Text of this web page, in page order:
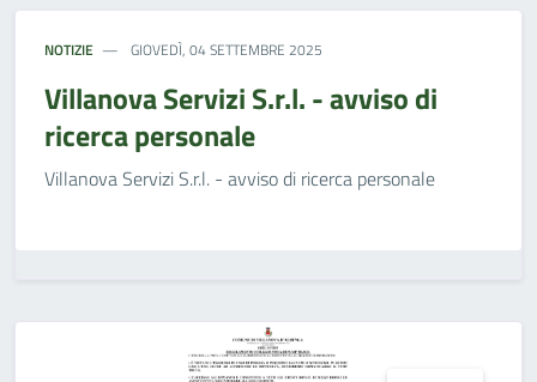
NOTIZIE GIOVEDÌ, 04 SETTEMBRE 2025
Villanova Servizi S.r.l. - avviso di
ricerca personale
Villanova Servizi S.r.l. - avviso di ricerca personale